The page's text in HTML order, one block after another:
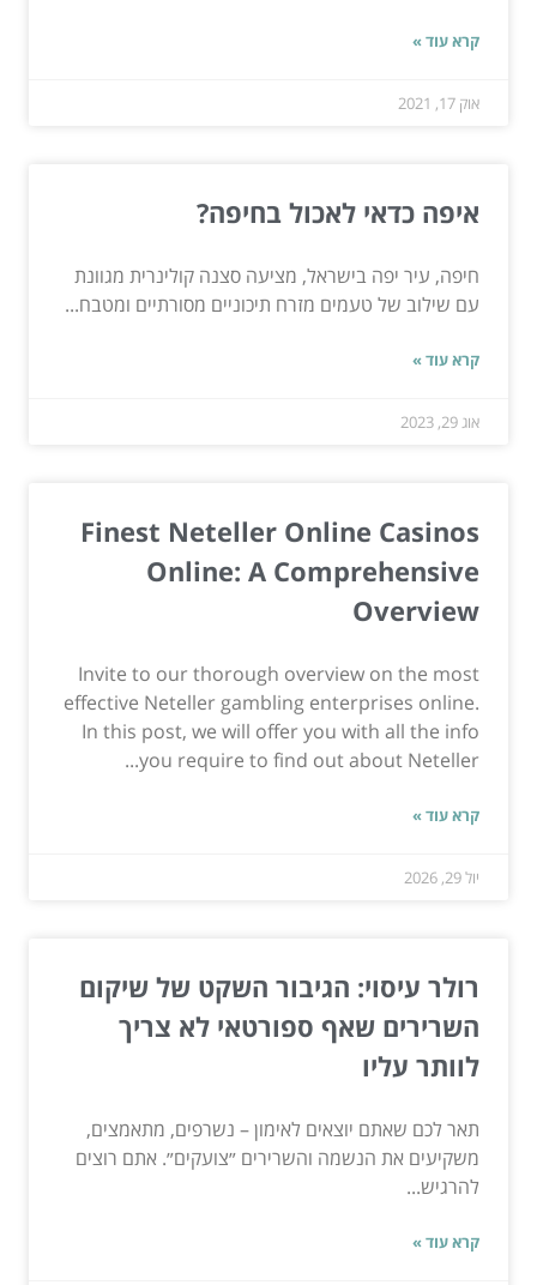
קרא עוד »
אוק 17, 2021
איפה כדאי לאכול בחיפה?
חיפה, עיר יפה בישראל, מציעה סצנה קולינרית מגוונת
עם שילוב של טעמים מזרח תיכוניים מסורתיים ומטבח...
קרא עוד »
אוג 29, 2023
Finest Neteller Online Casinos
Online: A Comprehensive
Overview
Invite to our thorough overview on the most
effective Neteller gambling enterprises online.
In this post, we will offer you with all the info
you require to find out about Neteller...
קרא עוד »
יול 29, 2026
רולר עיסוי: הגיבור השקט של שיקום
השרירים שאף ספורטאי לא צריך
לוותר עליו
תאר לכם שאתם יוצאים לאימון – נשרפים, מתאמצים,
משקיעים את הנשמה והשרירים ״צועקים״. אתם רוצים
להרגיש...
קרא עוד »